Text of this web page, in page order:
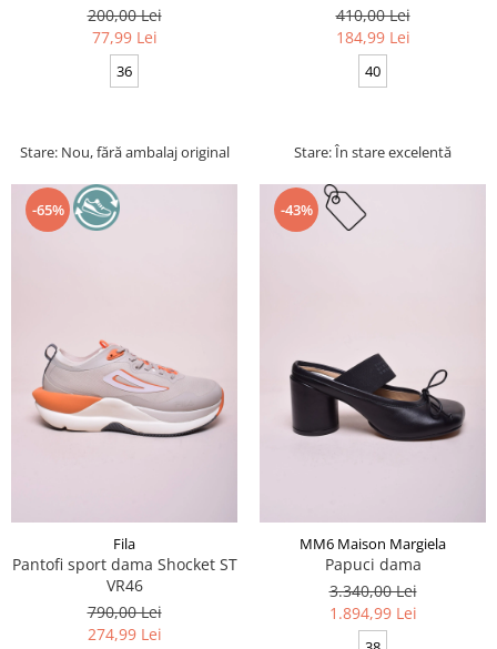
200,00 Lei
77,99 Lei
36
Stare: Nou, fără ambalaj original
410,00 Lei
184,99 Lei
40
Stare: În stare excelentă
-65%
Fila
Pantofi sport dama Shocket ST
VR46
790,00 Lei
274,99 Lei
-43%
MM6 Maison Margiela
Papuci dama
3.340,00 Lei
1.894,99 Lei